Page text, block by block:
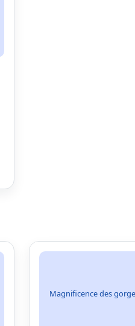
Magnificence des